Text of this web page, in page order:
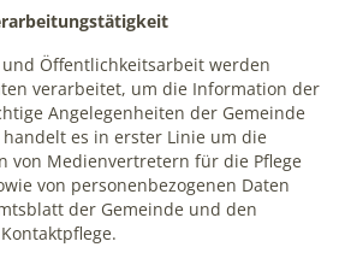
und Öffentlichkeitsarbeit werden
verarbeitet, um die Information der
Angelegenheiten der Gemeinde
es in erster Linie um die
von Medienvertretern für die Pflege
von personenbezogenen Daten
der Gemeinde und den
der Cookie Consent